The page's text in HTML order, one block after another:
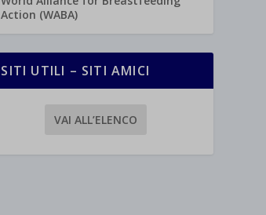
Action (WABA)
SITI UTILI – SITI AMICI
VAI ALL’ELENCO